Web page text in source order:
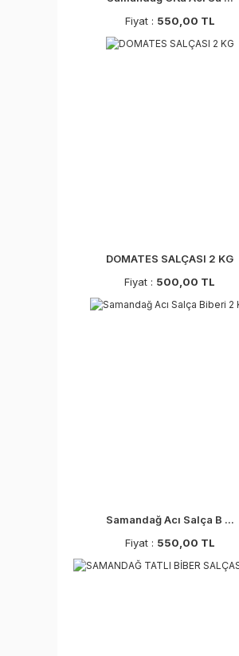
Fiyat : 550,00 TL
DOMATES SALÇASI 2 KG
Fiyat : 500,00 TL
Samandağ Acı Salça B ...
Fiyat : 550,00 TL